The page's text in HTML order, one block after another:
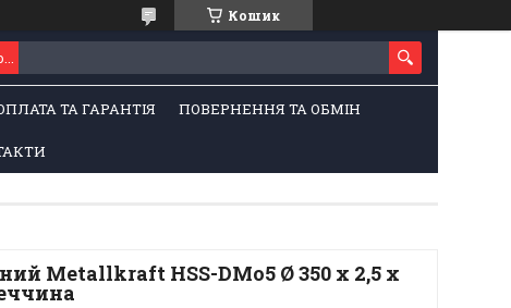
Кошик
ТА ГАРАНТІЯ ПОВЕРНЕННЯ ТА ОБМІН
Metallkraft HSS-DMo5 Ø 350 x 2,5 x